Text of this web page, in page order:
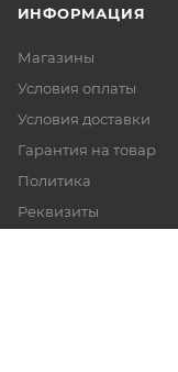
ИНФОРМАЦИЯ
Магазины
Условия оплаты
Условия доставки
Гарантия на товар
Политика
Реквизиты